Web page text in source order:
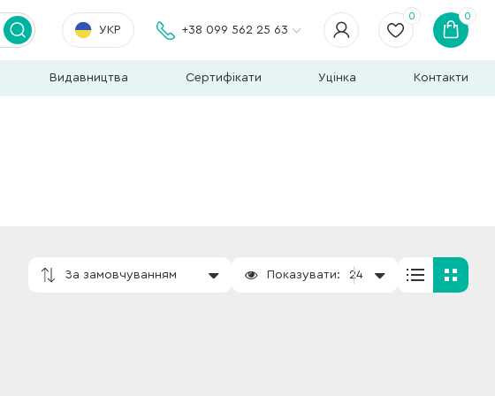
УКР +38 099 562 25 63
0 0
Видавництва Сертифікати Уцінка Контакти
За замовчуванням Показувати: 24